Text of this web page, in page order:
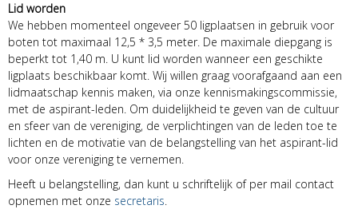
Lid worden
We hebben momenteel ongeveer 50 ligplaatsen in gebruik voor
boten tot maximaal 12,5 * 3,5 meter. De maximale diepgang is
beperkt tot 1,40 m. U kunt lid worden wanneer een geschikte
ligplaats beschikbaar komt. Wij willen graag voorafgaand aan een
lidmaatschap kennis maken, via onze kennismakingscommissie,
met de aspirant-leden. Om duidelijkheid te geven van de cultuur
en sfeer van de vereniging, de verplichtingen van de leden toe te
lichten en de motivatie van de belangstelling van het aspirant-lid
voor onze vereniging te vernemen.
Heeft u belangstelling, dan kunt u schriftelijk of per mail contact
opnemen met onze secretaris.